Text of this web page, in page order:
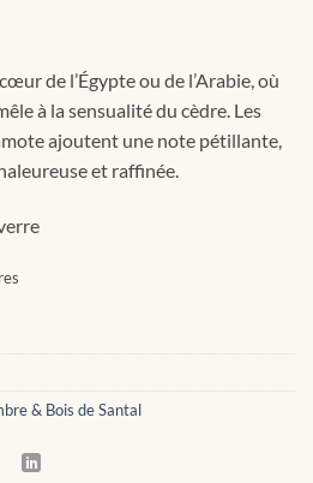
de l’Égypte ou de l’Arabie, où
à la sensualité du cèdre. Les
ajoutent une note pétillante,
et raffinée.
& Bois de Santal